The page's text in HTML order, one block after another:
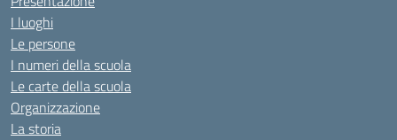
I luoghi
Le persone
I numeri della scuola
Le carte della scuola
Organizzazione
La storia